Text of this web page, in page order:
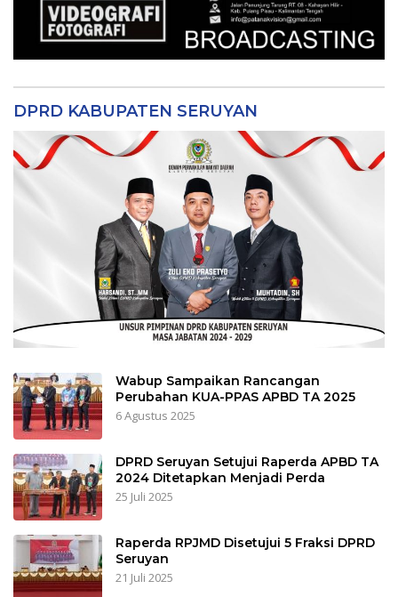
DPRD KABUPATEN SERUYAN
Wabup Sampaikan Rancangan
Perubahan KUA-PPAS APBD TA 2025
6 Agustus 2025
DPRD Seruyan Setujui Raperda APBD TA
2024 Ditetapkan Menjadi Perda
25 Juli 2025
Raperda RPJMD Disetujui 5 Fraksi DPRD
Seruyan
21 Juli 2025